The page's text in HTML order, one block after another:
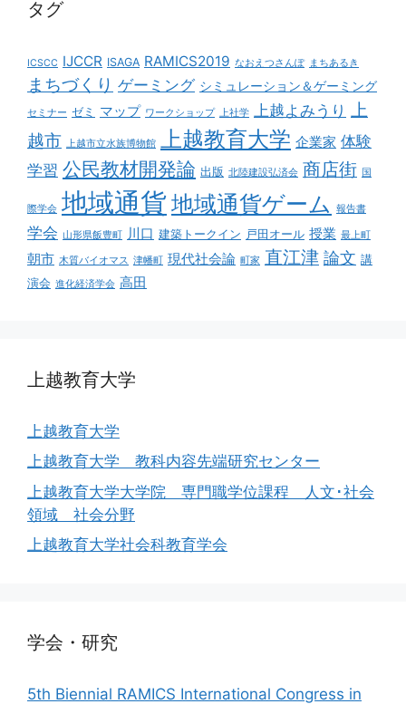
タグ
ICSCC IJCCR ISAGA RAMICS2019 なおえつさんぽ まちあるき
まちづくり ゲーミング シミュレーション＆ゲーミング
セミナー ゼミ マップ ワークショップ 上社学 上越よみうり
上
越市
上越市立水族博物館 上越教育大学 企業家 体験
学習 公民教材開発論 出版 北陸建設弘済会 商店街 国
際学会 地域通貨地域通貨ゲーム 報告書
学会 山形県飯豊町 川口 建築トークイン 戸田オール 授業 最上町
朝市 木質バイオマス 津幡町 現代社会論 町家 直江津 論文 講
演会 進化経済学会 高田
上越教育大学
上越教育大学
上越教育大学 教科内容先端研究センター
上越教育大学大学院 専門職学位課程 人文･社会
領域 社会分野
上越教育大学社会科教育学会
学会・研究
5th Biennial RAMICS International Congress in